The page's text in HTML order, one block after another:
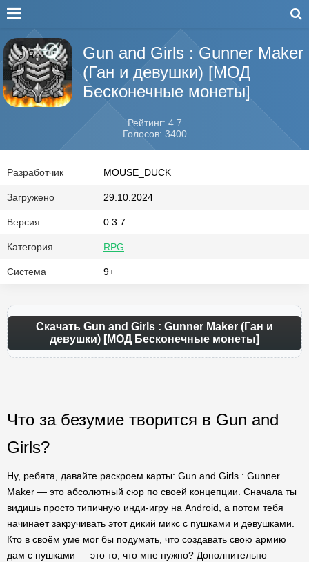
Gun and Girls : Gunner Maker
(Ган и девушки) [МОД
Бесконечные монеты]
Рейтинг: 4.7
Голосов: 3400
Разработчик MOUSE_DUCK
Загружено 29.10.2024
Версия 0.3.7
Категория RPG
Система 9+
Скачать Gun and Girls : Gunner Maker (Ган и
девушки) [МОД Бесконечные монеты]
Что за безумие творится в Gun and
Girls?
Ну, ребята, давайте раскроем карты: Gun and Girls : Gunner
Maker — это абсолютный сюр по своей концепции. Сначала ты
видишь просто типичную инди-игру на Android, а потом тебя
начинает закручивать этот дикий микс с пушками и девушками.
Кто в своём уме мог бы подумать, что создавать свою армию
дам с пушками — это то, что мне нужно? Дополнительно